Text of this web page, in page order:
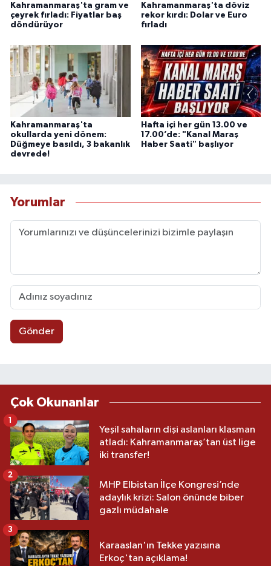
Kahramanmaraş'ta gram ve
çeyrek fırladı: Fiyatlar baş
döndürüyor
Kahramanmaraş'ta döviz
rekor kırdı: Dolar ve Euro
fırladı
Kahramanmaraş'ta
okullarda yeni dönem:
Düğmeye basıldı, 3 bakanlık
devrede!
Hafta içi her gün 13.00 ve
17.00’de: "Kanal Maraş
Haber Saati" başlıyor
Yorumlar
Gönder
Çok Okunanlar
Yeşil sahaların dişi aslanları klasman
atladı: Kahramanmaraş’tan üst lige
iki transfer!
1
MHP Elbistan İlçe Kongresi’nde
adaylık krizi: Salon önünde biber
gazlı müdahale
2
Karaaslan'ın Tekke yazısına
Erkoç'tan açıklama!
3